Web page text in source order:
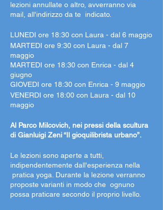
lezioni annullate o altro, avverranno via
mail, all'indirizzo da te indicato.
LUNEDI ore 18:30 con Laura - dal 6 maggio
MARTEDI ore 9:30 con Laura - dal 7
maggio
MARTEDI ore 18:30 con Enrica - dal 4
giugno
GIOVEDI ore 18:30 con Enrica - 9 maggio
VENERDI ore 18:00 con Laura - dal 10
maggio
Al Parco Milcovich, nei pressi della scultura
di Gianluigi Zeni “Il gioquilibrista urbano”.
Le lezioni sono aperte a tutti,
indipendentemente dall'esperienza nella
pratica yoga. Durante la lezione verranno
proposte varianti in modo che ognuno
possa praticare secondo il proprio livello.